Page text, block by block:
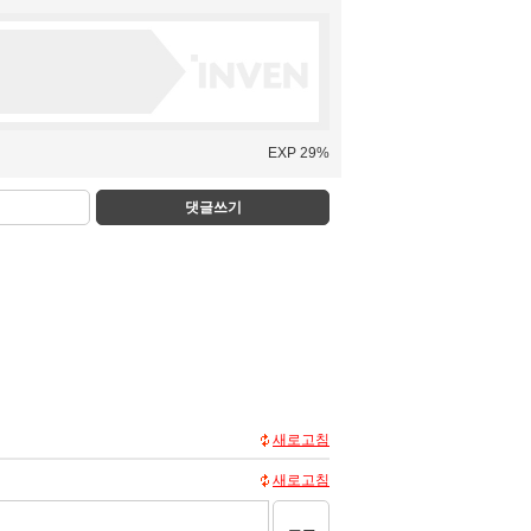
EXP 29%
댓글쓰기
새로고침
새로고침